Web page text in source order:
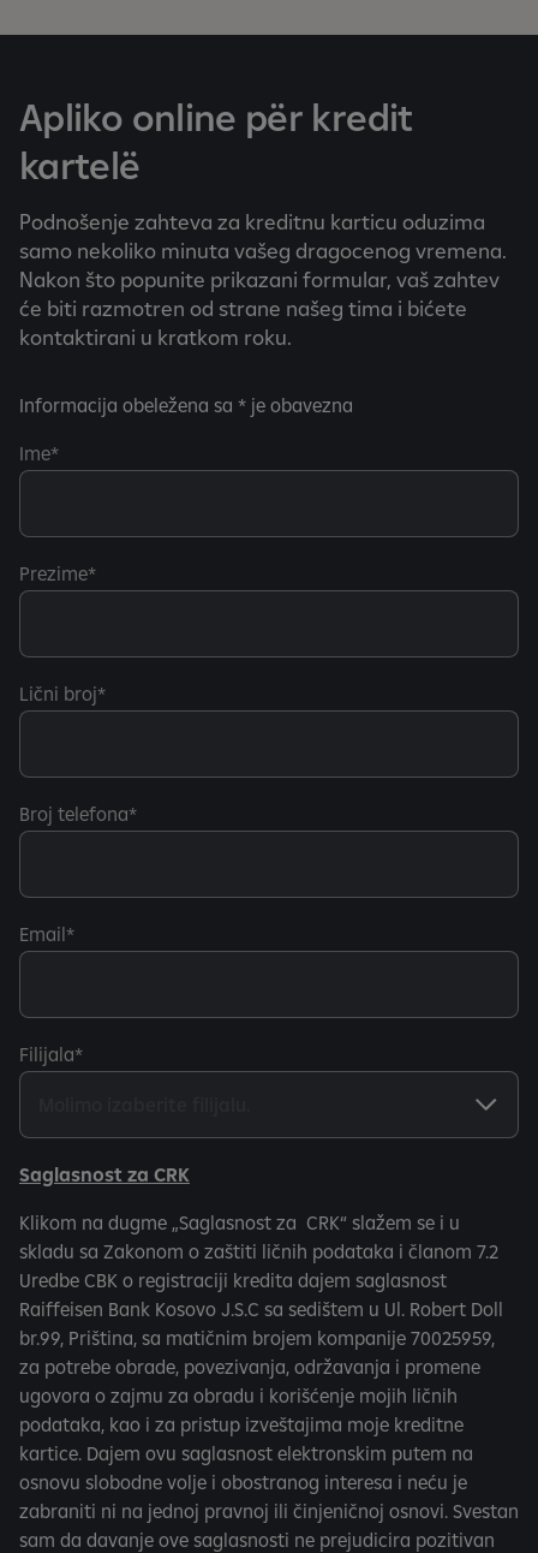
ș
e
z
ă
s
l
i
e
u
r
l
e
1
i
n
2
Apliko online për kredit
kartelë
Podnošenje zahteva za kreditnu karticu oduzima
samo nekoliko minuta vašeg dragocenog vremena.
Nakon što popunite prikazani formular, vaš zahtev
će biti razmotren od strane našeg tima i bićete
kontaktirani u kratkom roku.
Informacija obeležena sa * je obavezna
Ime
Prezime
Lični broj
Broj telefona
Email
Filijala
Saglasnost za CRK
Klikom na dugme „Saglasnost za CRK“ slažem se i u
skladu sa Zakonom o zaštiti ličnih podataka i članom 7.2
Uredbe CBK o registraciji kredita dajem saglasnost
Raiffeisen Bank Kosovo J.S.C sa sedištem u Ul. Robert Doll
br.99, Priština, sa matičnim brojem kompanije 70025959,
za potrebe obrade, povezivanja, održavanja i promene
ugovora o zajmu za obradu i korišćenje mojih ličnih
podataka, kao i za pristup izveštajima moje kreditne
kartice. Dajem ovu saglasnost elektronskim putem na
osnovu slobodne volje i obostranog interesa i neću je
zabraniti ni na jednoj pravnoj ili činjeničnoj osnovi. Svestan
sam da davanje ove saglasnosti ne prejudicira pozitivan